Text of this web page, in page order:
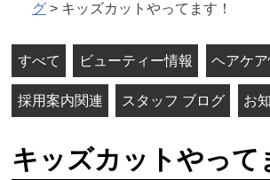
グ> キッズカットやってます！
すべて ビューティー情報 ヘアケア
採用案内関連 スタッフ ブログ お
キッズカットやって